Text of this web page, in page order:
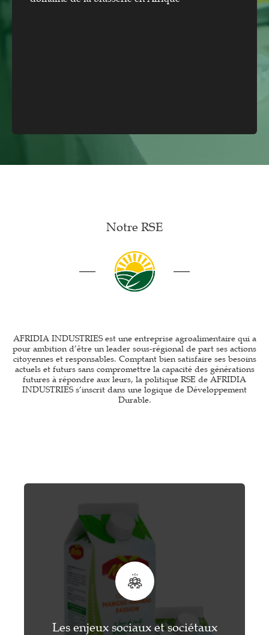
Notre RSE
AFRIDIA INDUSTRIES est une entreprise agroalimentaire qui a
pour ambition d’être un leader sous-régional de part ses actions
citoyennes et responsables. Comptant bien satisfaire ses besoins
actuels et futurs sans compromettre la capacité des générations
futures à répondre aux leurs, la politique RSE de AFRIDIA
INDUSTRIES s’inscrit dans une logique de Développement
Durable.
Les enjeux sociaux et sociétaux